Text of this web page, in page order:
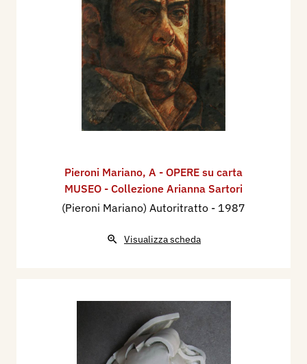
Pieroni Mariano, A - OPERE su carta
MUSEO - Collezione Arianna Sartori
(Pieroni Mariano) Autoritratto - 1987
Visualizza scheda